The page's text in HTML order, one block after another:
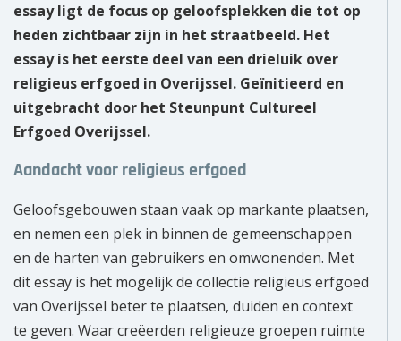
essay ligt de focus op geloofsplekken die tot op
heden zichtbaar zijn in het straatbeeld. Het
essay is het eerste deel van een drieluik over
religieus erfgoed in Overijssel. Geïnitieerd en
uitgebracht door het Steunpunt Cultureel
Erfgoed Overijssel.
Aandacht voor religieus erfgoed
Geloofsgebouwen staan vaak op markante plaatsen,
en nemen een plek in binnen de gemeenschappen
en de harten van gebruikers en omwonenden. Met
dit essay is het mogelijk de collectie religieus erfgoed
van Overijssel beter te plaatsen, duiden en context
te geven. Waar creëerden religieuze groepen ruimte